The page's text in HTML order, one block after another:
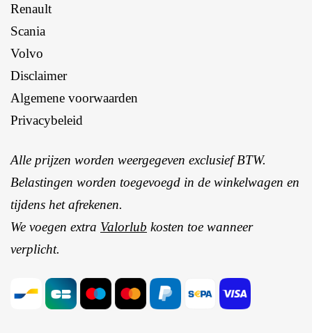
Renault
Scania
Volvo
Disclaimer
Algemene voorwaarden
Privacybeleid
Alle prijzen worden weergegeven exclusief BTW.
Belastingen worden toegevoegd in de winkelwagen en
tijdens het afrekenen.
We voegen extra Valorlub kosten toe wanneer
verplicht.